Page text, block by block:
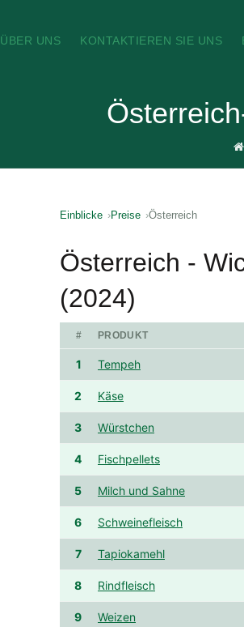
ÜBER UNS KONTAKTIEREN SIE UNS
Einblicke Preise Österreich
Österreich -
(2024)
# PRODUKT
1 Tempeh
2 Käse
3 Würstchen
4 Fischpellets
5 Milch und Sahne
6 Schweinefleisch
7 Tapiokamehl
8 Rindfleisch
9 Weizen